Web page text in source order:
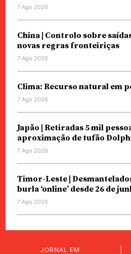
7 Ago 2026
China | Controlo sobre
novas regras fronteiriças
7 Ago 2026
Clima: Recurso natural em
7 Ago 2026
Japão | Retiradas 5 mil
aproximação de tufão
7 Ago 2026
Timor-Leste |
burla ‘online’ desde 26 de
7 Ago 2026
JORNAL EM